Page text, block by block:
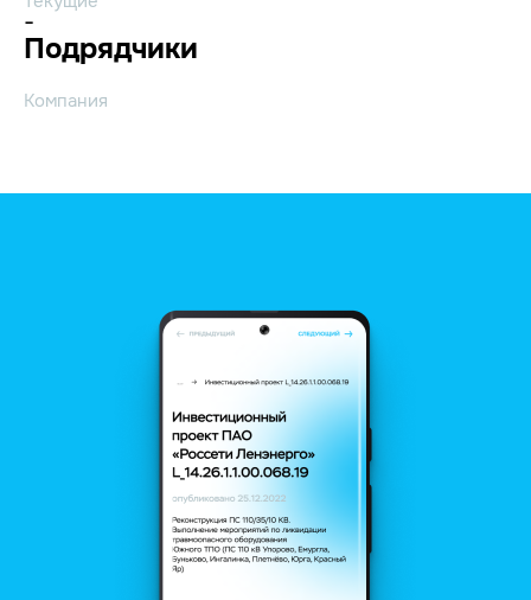
-
Подрядчики
Компания